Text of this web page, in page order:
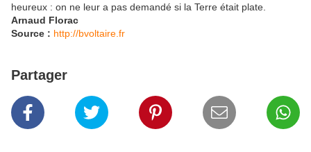
heureux : on ne leur a pas demandé si la Terre était plate.
Arnaud Florac
Source : http://bvoltaire.fr
Partager